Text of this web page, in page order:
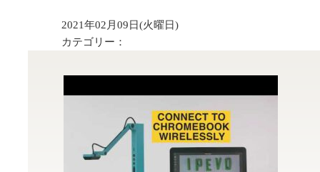
2021年02月09日(火曜日)
カテゴリー：